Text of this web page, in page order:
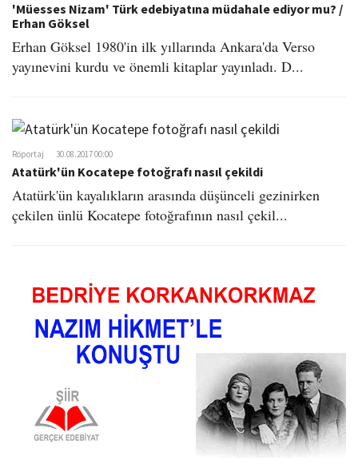
'Müesses Nizam' Türk edebiyatına müdahale ediyor mu? /
Erhan Göksel
Erhan Göksel 1980'in ilk yıllarında Ankara'da Verso
yayınevini kurdu ve önemli kitaplar yayınladı. D...
Röportaj 30.08.2017 00:00
Atatürk'ün Kocatepe fotoğrafı nasıl çekildi
Atatürk'ün kayalıkların arasında düşünceli gezinirken
çekilen ünlü Kocatepe fotoğrafının nasıl çekil...